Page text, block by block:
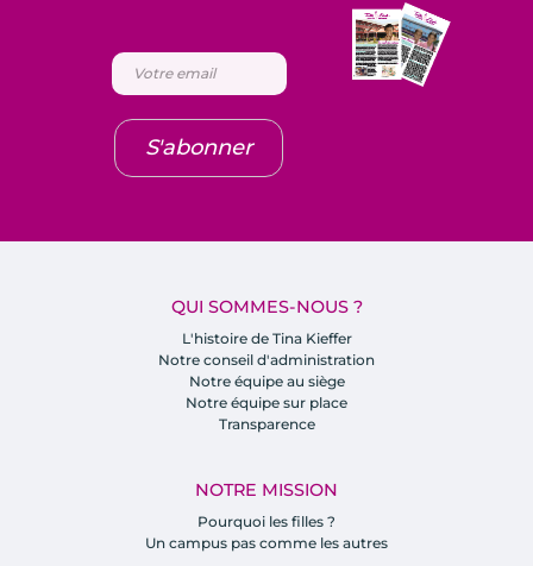
QUI SOMMES-NOUS ?
L'histoire de Tina Kieffer
Notre conseil d'administration
Notre équipe au siège
Notre équipe sur place
Transparence
NOTRE MISSION
Pourquoi les filles ?
Un campus pas comme les autres
S'abonner